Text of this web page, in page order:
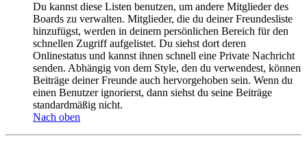
Du kannst diese Listen benutzen, um andere Mitglieder des
Boards zu verwalten. Mitglieder, die du deiner Freundesliste
hinzufügst, werden in deinem persönlichen Bereich für den
schnellen Zugriff aufgelistet. Du siehst dort deren
Onlinestatus und kannst ihnen schnell eine Private Nachricht
senden. Abhängig von dem Style, den du verwendest, können
Beiträge deiner Freunde auch hervorgehoben sein. Wenn du
einen Benutzer ignorierst, dann siehst du seine Beiträge
standardmäßig nicht.
Nach oben